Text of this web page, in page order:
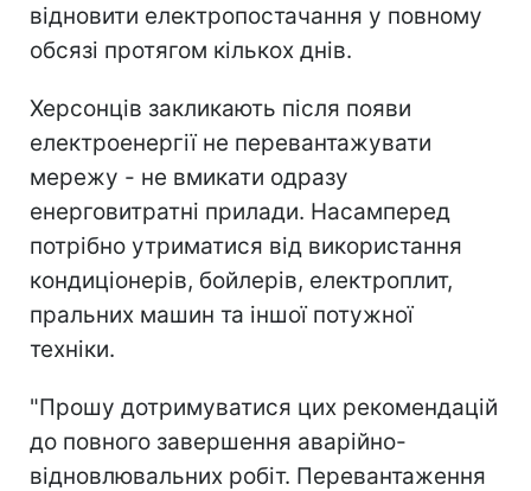
відновити електропостачання у повному
обсязі протягом кількох днів.
Херсонців закликають після появи
електроенергії не перевантажувати
мережу - не вмикати одразу
енерговитратні прилади. Насамперед
потрібно утриматися від використання
кондиціонерів, бойлерів, електроплит,
пральних машин та іншої потужної
техніки.
"Прошу дотримуватися цих рекомендацій
до повного завершення аварійно-
відновлювальних робіт. Перевантаження